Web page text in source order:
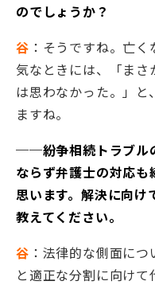
のでしょうか？
谷 ：そうですね。亡
気なときには、「まさ
は思わなかった。」
ますね。
──紛争相続トラブル
ならず弁護士の対応も
思います。解決に向け
教えてください。
谷 ：法律的な側面に
と適正な分割に向け